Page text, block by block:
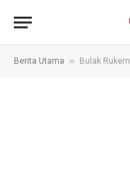
Berita Utama » Bulak Rukem